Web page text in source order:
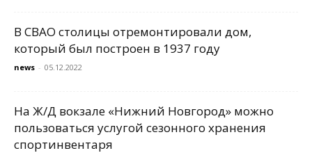
В СВАО столицы отремонтировали дом,
который был построен в 1937 году
news - 05.12.2022
На Ж/Д вокзале «Нижний Новгород» можно
пользоваться услугой сезонного хранения
спортинвентаря